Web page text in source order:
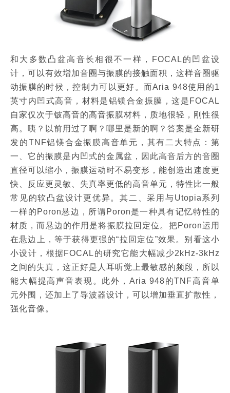
和大多数凸盆高音长相很不一样，FOCAL的凹盆设
计，可以有效增加音圈与振膜的接触面积，这样音圈驱
动振膜的时候，控制力可以更好。而Aria 948使用的1
英寸内凹式高音，材料是铝镁合金振膜，这是FOCAL
自家仅次于铍高音的高音振膜材料，质地很轻，刚性很
高。咦？以前用过了啊？哪里是新的啊？答案是全新研
发的TNF铝镁合金振膜高音单元，其有二大特点：第
一、它的振膜是内凹式的金属盆，因此高音后方的音圈
直径可以缩小，振膜运动时不易变形，能创造出速度更
快、反应更灵敏、失真率更低的高音单元，特性比一般
常见的软凸盆设计更优异。其二、采用与Utopia系列
一样的Poron悬边，所谓Poron是一种具有记忆特性的
材质，而悬边的作用是将振膜拉回定位。把Poron运用
在悬边上，等于获得更强的“拉回定位”效果。别看这小
小设计，根据FOCAL的研究它能大幅减少2kHz-3kHz
之间的失真，这正好是人耳听觉上最敏感的频段，所以
能大幅提高声音表现。此外，Aria 948的TNF高音单
元外围，还加上了导波器设计，可以增加垂直扩散性，
强化音像。